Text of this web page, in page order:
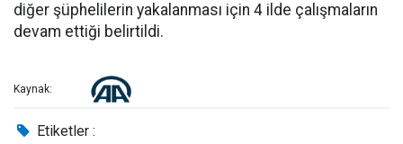
diğer şüphelilerin yakalanması için 4 ilde çalışmaların
devam ettiği belirtildi.
Kaynak:
Etiketler :